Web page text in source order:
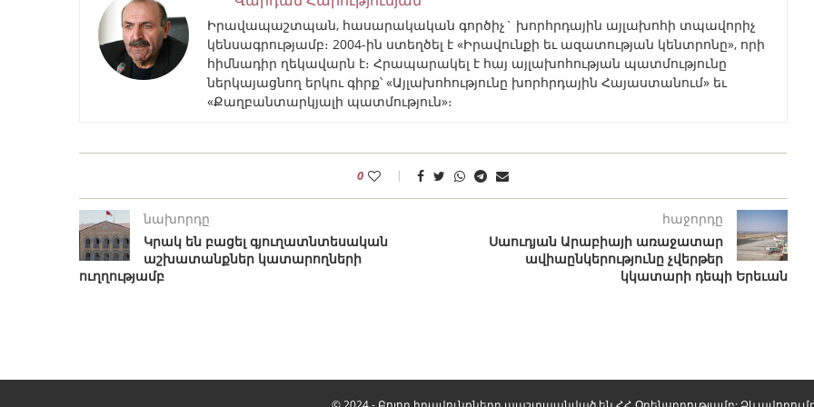
Իրավապաշտպան, հասարակական գործիչ` խորհրդային այլախոհի տպավորիչ
կենսագրությամբ։ 2004-ին ստեղծել է «Իրավունքի եւ ազատության կենտրոնը», որի
հիմնադիր ղեկավարն է։ Հրապարակել է հայ այլախոհության պատմությունը
ներկայացնող երկու գիրք՝ «Այլախոհությունը խորհրդային Հայաստանում» եւ
«Քաղբանտարկյալի պատմություն»։
0
նախորդը
Կրակ են բացել գյուղատնտեսական
աշխատանքներ կատարողների
ուղղությամբ
հաջորդը
Սաուդյան Արաբիայի առաջատար
ավիաընկերությունը չվերթեր
կկատարի դեպի Երեւան